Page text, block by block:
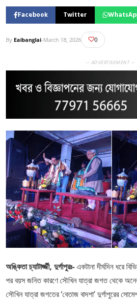
Facebook Twitter
By Eaibanglai-March 18, 2026 0
— ADVERTISEMENT —
অঙ্কিতা চ্যাটার্জ্জী, দুর্গাপুরঃ-একটানা দীর্ঘদিন ধরে
পর বয়স জনিত কারণে সৌখিন যাত্রা জগত থেকে
সৌখিন যাত্রা জগতের ‘বেতাজ বাদশা’ দুর্গাপুরের